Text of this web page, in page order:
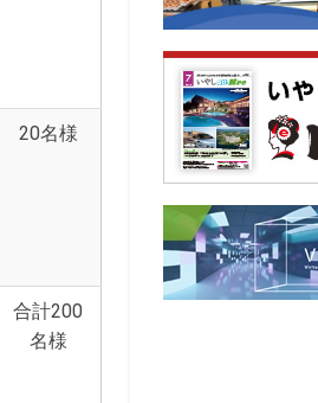
20名様
合計200
名様